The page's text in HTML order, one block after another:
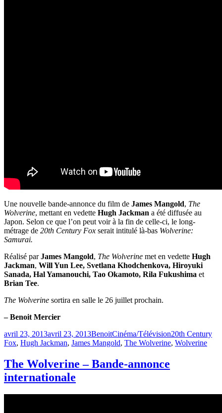
Une nouvelle bande-annonce du film de James Mangold, The
Wolverine, mettant en vedette Hugh Jackman a été diffusée au
Japon. Selon ce que l’on peut voir à la fin de celle-ci, le long-
métrage de 20th Century Fox serait intitulé là-bas Wolverine:
Samurai.
Réalisé parJames Mangold, The Wolverine met en vedette Hugh
Jackman, Will Yun Lee, Svetlana Khodchenkova, Hiroyuki
Sanada, Hal Yamanouchi, Tao Okamoto, Rila Fukushima et
Brian Tee.
The Wolverine sortira en salle le 26 juillet prochain.
– Benoit Mercier
Publié
le
avril 23, 2013avril 23, 2013BenoitCatégories
Cinéma/TélévisionÉtiquettes
20th Century
Fox, Hugh Jackman, James Mangold, The Wolverine, Wolverine
The Wolverine – Bande-annonce
internationale